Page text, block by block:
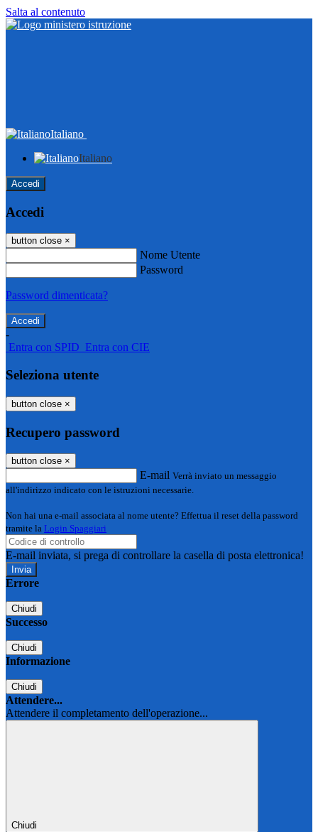
Salta al contenuto
Italiano
Italiano
Accedi
Accedi
button close ×
Nome Utente
Password
Password dimenticata?
-
Entra con SPID Entra con CIE
Seleziona utente
button close ×
Recupero password
button close ×
E-mail Verrà inviato un messaggio
all'indirizzo indicato con le istruzioni necessarie.
Non hai una e-mail associata al nome utente? Effettua il reset della password
tramite la Login Spaggiari
E-mail inviata, si prega di controllare la casella di posta elettronica!
Errore
Chiudi
Successo
Chiudi
Informazione
Chiudi
Attendere...
Attendere il completamento dell'operazione...
Chiudi